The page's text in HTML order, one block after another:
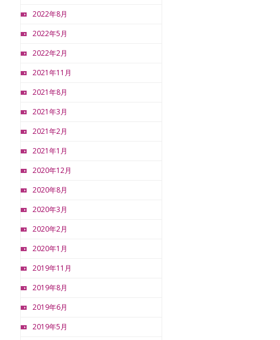
2022年8月
2022年5月
2022年2月
2021年11月
2021年8月
2021年3月
2021年2月
2021年1月
2020年12月
2020年8月
2020年3月
2020年2月
2020年1月
2019年11月
2019年8月
2019年6月
2019年5月